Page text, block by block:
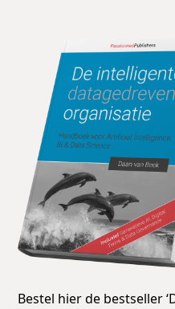
Bestel hier de bestseller